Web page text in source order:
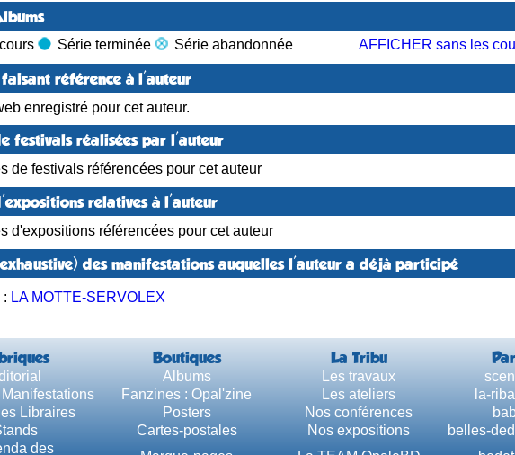
Série terminée Série abandonnée AFFICHER sans les
faisant référence à l'auteur
enregistré pour cet auteur.
festivals réalisées par l'auteur
de festivals référencées pour cet auteur
relatives à l'auteur
d'expositions référencées pour cet auteur
des manifestations auquelles l'auteur a déjà participé
: LA MOTTE-SERVOLEX
Boutiques La Tribu
Albums Les travaux
Fanzines : Opal'zine Les ateliers la-
Libraires
Posters Nos conférences
Cartes-postales Nos expositions belles-
des